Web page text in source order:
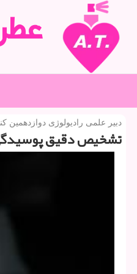
دبیر علمی رادیولوژی دوازدهمین
تشخیص دقیق پوسیدگی